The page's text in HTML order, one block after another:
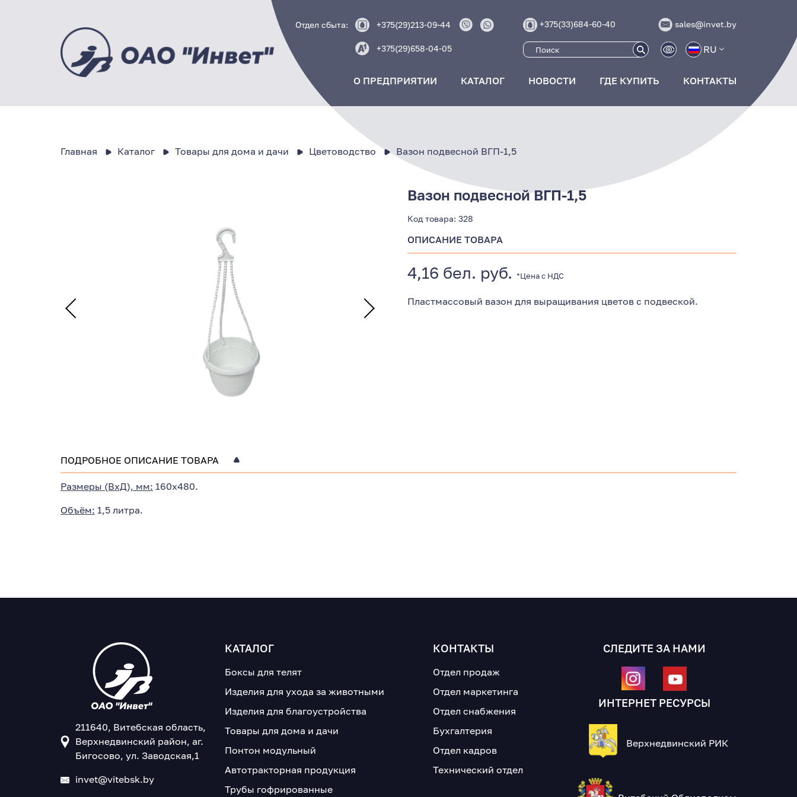
Отдел сбыта: +375(29)213-09-44
+375(29)658-04-05
+375(33)684-60-40 sales@invet.by
RU
О ПРЕДПРИЯТИИ КАТАЛОГ НОВОСТИ ГДЕ КУПИТЬ КОНТАКТЫ
Главная Каталог Товары для дома и дачи Цветоводство Вазон подвесной ВГП-1,5
Вазон подвесной ВГП-1,5
Код товара: 328
ОПИСАНИЕ ТОВАРА
4,16 бел. руб. *Цена с НДС
Пластмассовый вазон для выращивания цветов с подвеской.
ПОДРОБНОЕ ОПИСАНИЕ ТОВАРА
Размеры (ВхД), мм: 160х480.
Объём: 1,5 литра.
211640, Витебская область,
Верхнедвинский район, аг.
Бигосово, ул. Заводская,1
invet@vitebsk.by
КАТАЛОГ
Боксы для телят
Изделия для ухода за животными
Изделия для благоустройства
Товары для дома и дачи
Понтон модульный
Автотракторная продукция
Трубы гофрированные
КОНТАКТЫ
Отдел продаж
Отдел маркетинга
Отдел снабжения
Бухгалтерия
Отдел кадров
Технический отдел
СЛЕДИТЕ ЗА НАМИ
ИНТЕРНЕТ РЕСУРСЫ
Верхнедвинский РИК